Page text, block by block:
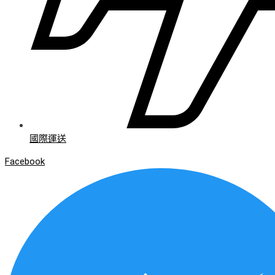
國際運送
Facebook